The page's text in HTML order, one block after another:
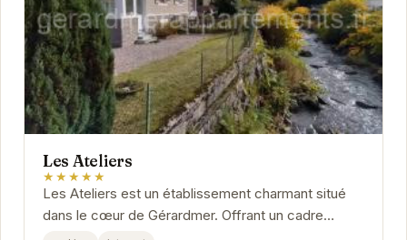
Les Ateliers
★★★★★
Les Ateliers est un établissement charmant situé
dans le cœur de Gérardmer. Offrant un cadre